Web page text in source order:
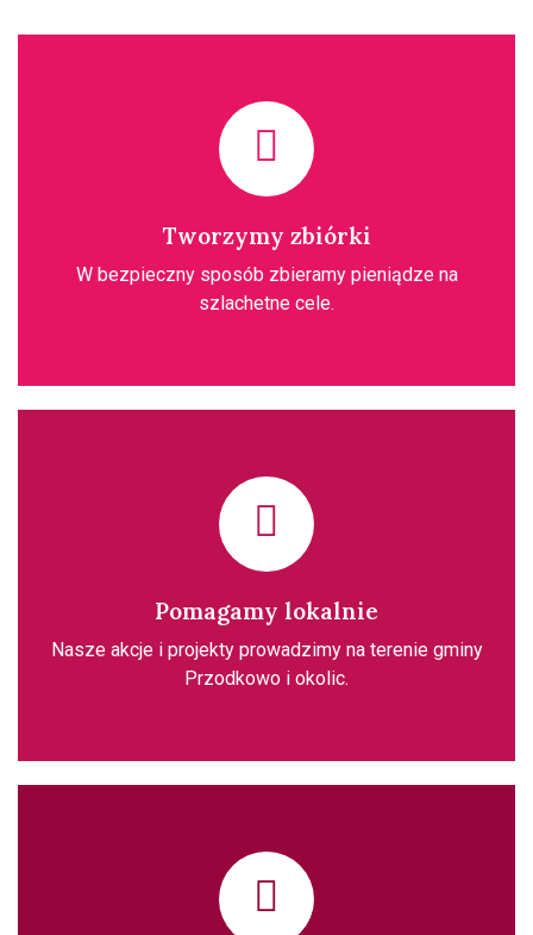
Tworzymy zbiórki
W bezpieczny sposób zbieramy pieniądze na
szlachetne cele.
Pomagamy lokalnie
Nasze akcje i projekty prowadzimy na terenie gminy
Przodkowo i okolic.